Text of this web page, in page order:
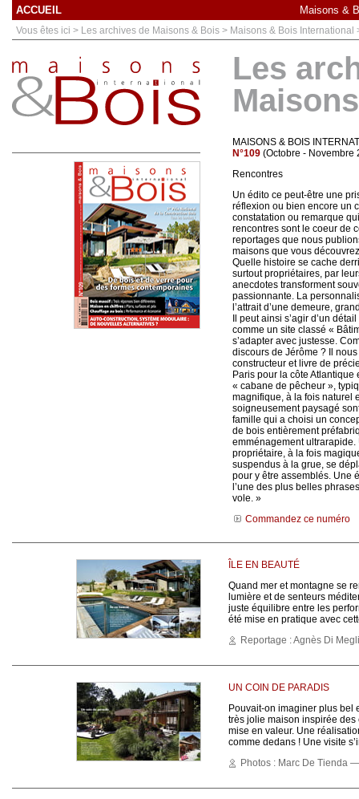
ACCUEIL Maisons &
Vous êtes ici > Les archives de Maisons & Bois > Maisons & Bois International
Les
MAISONS & BOIS
N°109 (Octobre - Novembre
Rencontres
Un édito ce peut-être une
réflexion ou bien encore un
constatation ou remarque
rencontres sont le coeur de
reportages que nous
maisons que vous
Quelle histoire se cache
surtout propriétaires, par
anecdotes transforment
passionnante. La
l’attrait d’une demeure,
Il peut ainsi s’agir d’un
comme un site classé «
s’adapter avec justesse.
discours de Jérôme ? Il
constructeur et livre de
Paris pour la côte Atlantique
« cabane de pêcheur »,
magnifique, à la fois naturel
soigneusement paysagé
famille qui a choisi un
de bois entièrement
emménagement ultrarapide.
propriétaire, à la fois
suspendus à la grue, se
pour y être assemblés. Une
l’une des plus belles
vole. »
Commandez ce numéro
ÎLE EN BEAUTÉ
Quand mer et montagne se
lumière et de senteurs
juste équilibre entre les
été mise en pratique avec
Reportage : Agnès Di
UN COIN DE PARADIS
Pouvait-on imaginer plus bel
très jolie maison inspirée
mise en valeur. Une
comme dedans ! Une visite
Photos : Marc De Tienda